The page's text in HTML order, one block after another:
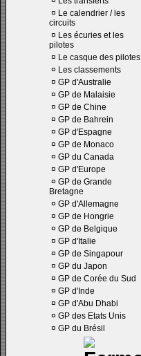
¤ Le calendrier / les
circuits
¤ Les écuries et les
pilotes
¤ Le casque des pilotes
¤ Les classements
¤ GP d'Australie
¤ GP de Malaisie
¤ GP de Chine
¤ GP de Bahrein
¤ GP d'Espagne
¤ GP de Monaco
¤ GP du Canada
¤ GP d'Europe
¤ GP de Grande
Bretagne
¤ GP d'Allemagne
¤ GP de Hongrie
¤ GP de Belgique
¤ GP d'Italie
¤ GP de Singapour
¤ GP du Japon
¤ GP de Corée du Sud
¤ GP d'Inde
¤ GP d'Abu Dhabi
¤ GP des Etats Unis
¤ GP du Brésil